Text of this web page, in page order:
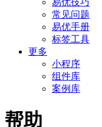
易优技巧
常见问题
易优手册
标签工具
更多
小程序
组件库
案例库
帮助